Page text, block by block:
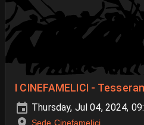
I CINEFAMELICI -
Thursday, Jul 04, 2024,
Sede Cinefamelici